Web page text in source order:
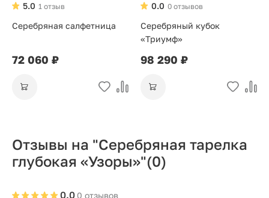
1 отзыв
5.0
Серебряная салфетница
72 060 ₽
0 отзывов
0.0
Серебряный кубок
«Триумф»
98 290 ₽
Отзывы на "Серебряная тарелка
глубокая «Узоры»"(0)
0 отзывов
0.0